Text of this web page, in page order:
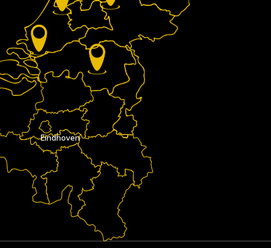
Eindhoven